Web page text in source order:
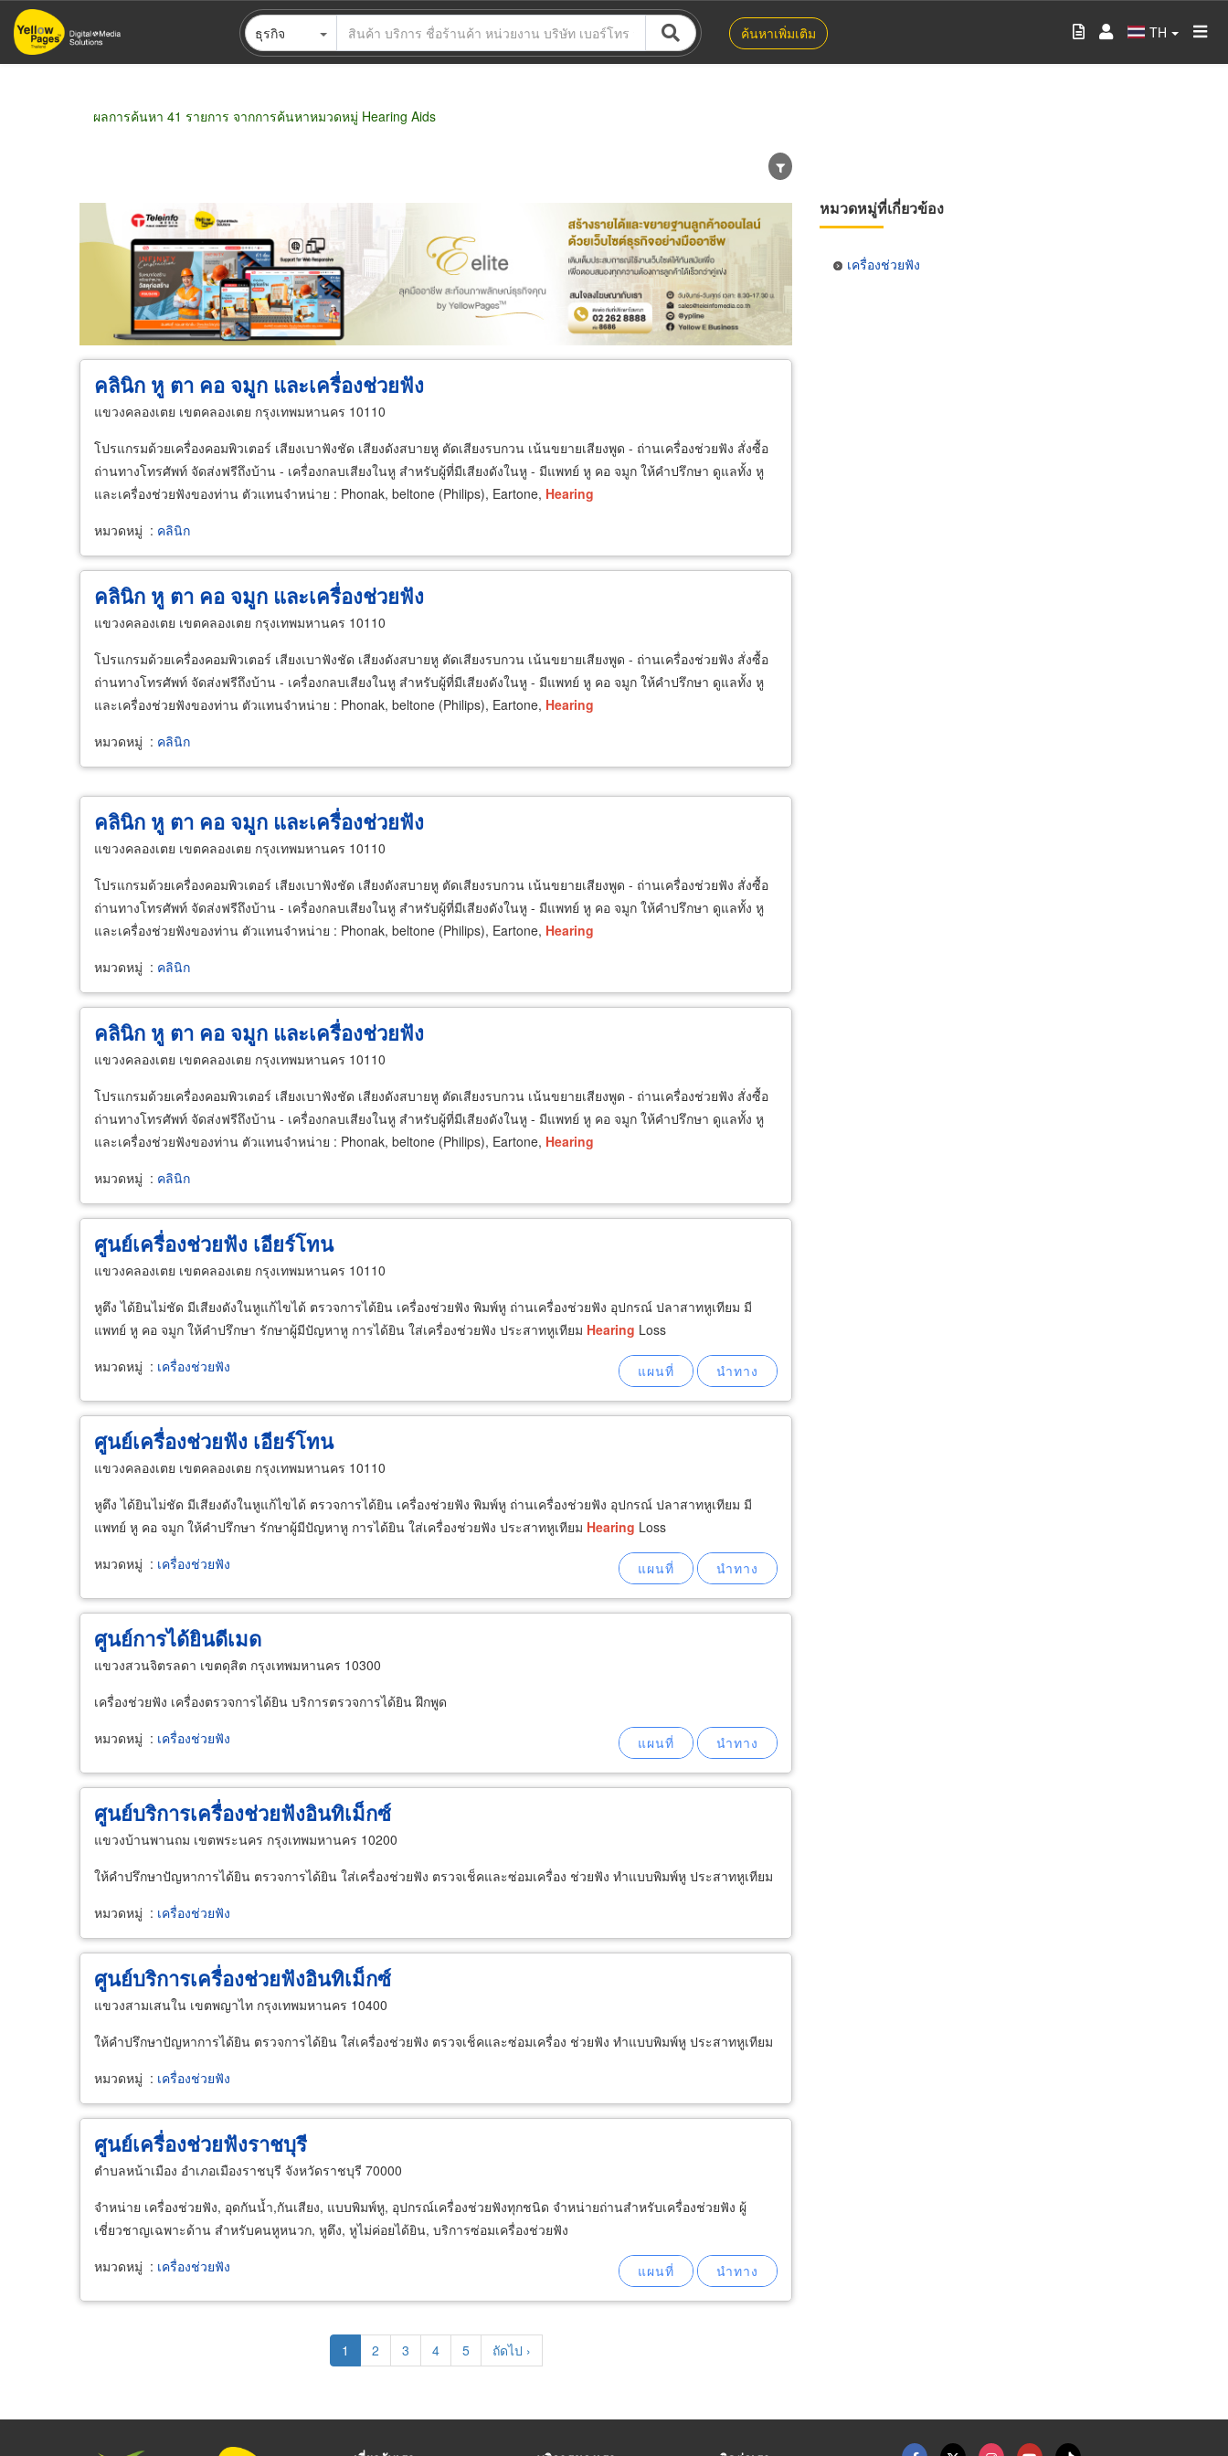
ข้าม
ไป
ธุรกิจ ค้นหาเพิ่มเติม TH
ผลการค้นหา 41 รายการ จากการค้นหาหมวดหมู่ Hearing Aids
ขายส่ง ขายปลีก ผู้ผลิต ตัวแทนจัดจำหน่าย ผู้ส่งออก/นำเข้า ธุรกิจบริการ
คลินิก หู ตา คอ จมูก และเครื่องช่วยฟัง
แขวงคลองเตย เขตคลองเตย กรุงเทพมหานคร 10110
โปรแกรมด้วยเครื่องคอมพิวเตอร์ เสียงเบาฟังชัด เสียงดังสบายหู ตัดเสียงรบกวน เน้นขยายเสียงพูด - ถ่านเครื่องช่วยฟัง สั่งซื้อ
ถ่านทางโทรศัพท์ จัดส่งฟรีถึงบ้าน - เครื่องกลบเสียงในหู สำหรับผู้ที่มีเสียงดังในหู - มีแพทย์ หู คอ จมูก ให้คำปรึกษา ดูแลทั้ง หู
และเครื่องช่วยฟังของท่าน ตัวแทนจำหน่าย : Phonak, beltone (Philips), Eartone, Hearing
หมวดหมู่ : คลินิก
คลินิก หู ตา คอ จมูก และเครื่องช่วยฟัง
แขวงคลองเตย เขตคลองเตย กรุงเทพมหานคร 10110
โปรแกรมด้วยเครื่องคอมพิวเตอร์ เสียงเบาฟังชัด เสียงดังสบายหู ตัดเสียงรบกวน เน้นขยายเสียงพูด - ถ่านเครื่องช่วยฟัง สั่งซื้อ
ถ่านทางโทรศัพท์ จัดส่งฟรีถึงบ้าน - เครื่องกลบเสียงในหู สำหรับผู้ที่มีเสียงดังในหู - มีแพทย์ หู คอ จมูก ให้คำปรึกษา ดูแลทั้ง หู
และเครื่องช่วยฟังของท่าน ตัวแทนจำหน่าย : Phonak, beltone (Philips), Eartone, Hearing
หมวดหมู่ : คลินิก
คลินิก หู ตา คอ จมูก และเครื่องช่วยฟัง
แขวงคลองเตย เขตคลองเตย กรุงเทพมหานคร 10110
โปรแกรมด้วยเครื่องคอมพิวเตอร์ เสียงเบาฟังชัด เสียงดังสบายหู ตัดเสียงรบกวน เน้นขยายเสียงพูด - ถ่านเครื่องช่วยฟัง สั่งซื้อ
ถ่านทางโทรศัพท์ จัดส่งฟรีถึงบ้าน - เครื่องกลบเสียงในหู สำหรับผู้ที่มีเสียงดังในหู - มีแพทย์ หู คอ จมูก ให้คำปรึกษา ดูแลทั้ง หู
และเครื่องช่วยฟังของท่าน ตัวแทนจำหน่าย : Phonak, beltone (Philips), Eartone, Hearing
หมวดหมู่ : คลินิก
คลินิก หู ตา คอ จมูก และเครื่องช่วยฟัง
แขวงคลองเตย เขตคลองเตย กรุงเทพมหานคร 10110
โปรแกรมด้วยเครื่องคอมพิวเตอร์ เสียงเบาฟังชัด เสียงดังสบายหู ตัดเสียงรบกวน เน้นขยายเสียงพูด - ถ่านเครื่องช่วยฟัง สั่งซื้อ
ถ่านทางโทรศัพท์ จัดส่งฟรีถึงบ้าน - เครื่องกลบเสียงในหู สำหรับผู้ที่มีเสียงดังในหู - มีแพทย์ หู คอ จมูก ให้คำปรึกษา ดูแลทั้ง หู
และเครื่องช่วยฟังของท่าน ตัวแทนจำหน่าย : Phonak, beltone (Philips), Eartone, Hearing
หมวดหมู่ : คลินิก
ศูนย์เครื่องช่วยฟัง เอียร์โทน
แขวงคลองเตย เขตคลองเตย กรุงเทพมหานคร 10110
หูตึง ได้ยินไม่ชัด มีเสียงดังในหูแก้ไขได้ ตรวจการได้ยิน เครื่องช่วยฟัง พิมพ์หู ถ่านเครื่องช่วยฟัง อุปกรณ์ ปลาสาทหูเทียม มี
แพทย์ หู คอ จมูก ให้คำปรึกษา รักษาผู้มีปัญหาหู การได้ยิน ใส่เครื่องช่วยฟัง ประสาทหูเทียม Hearing Loss
หมวดหมู่ : เครื่องช่วยฟัง
ศูนย์เครื่องช่วยฟัง เอียร์โทน
แขวงคลองเตย เขตคลองเตย กรุงเทพมหานคร 10110
หูตึง ได้ยินไม่ชัด มีเสียงดังในหูแก้ไขได้ ตรวจการได้ยิน เครื่องช่วยฟัง พิมพ์หู ถ่านเครื่องช่วยฟัง อุปกรณ์ ปลาสาทหูเทียม มี
แพทย์ หู คอ จมูก ให้คำปรึกษา รักษาผู้มีปัญหาหู การได้ยิน ใส่เครื่องช่วยฟัง ประสาทหูเทียม Hearing Loss
หมวดหมู่ : เครื่องช่วยฟัง
ศูนย์การได้ยินดีเมด
แขวงสวนจิตรลดา เขตดุสิต กรุงเทพมหานคร 10300
เครื่องช่วยฟัง เครื่องตรวจการได้ยิน บริการตรวจการได้ยิน ฝึกพูด
หมวดหมู่ : เครื่องช่วยฟัง
ศูนย์บริการเครื่องช่วยฟังอินทิเม็กซ์
แขวงบ้านพานถม เขตพระนคร กรุงเทพมหานคร 10200
ให้คำปรึกษาปัญหาการได้ยิน ตรวจการได้ยิน ใส่เครื่องช่วยฟัง ตรวจเช็คและซ่อมเครื่อง ช่วยฟัง ทำแบบพิมพ์หู ประสาทหูเทียม
หมวดหมู่ : เครื่องช่วยฟัง
ศูนย์บริการเครื่องช่วยฟังอินทิเม็กซ์
แขวงสามเสนใน เขตพญาไท กรุงเทพมหานคร 10400
ให้คำปรึกษาปัญหาการได้ยิน ตรวจการได้ยิน ใส่เครื่องช่วยฟัง ตรวจเช็คและซ่อมเครื่อง ช่วยฟัง ทำแบบพิมพ์หู ประสาทหูเทียม
หมวดหมู่ : เครื่องช่วยฟัง
ศูนย์เครื่องช่วยฟังราชบุรี
ตำบลหน้าเมือง อำเภอเมืองราชบุรี จังหวัดราชบุรี 70000
จำหน่าย เครื่องช่วยฟัง, อุดกันน้ำ,กันเสียง, แบบพิมพ์หู, อุปกรณ์เครื่องช่วยฟังทุกชนิด จำหน่ายถ่านสำหรับเครื่องช่วยฟัง ผู้
เชี่ยวชาญเฉพาะด้าน สำหรับคนหูหนวก, หูตึง, หูไม่ค่อยได้ยิน, บริการซ่อมเครื่องช่วยฟัง
หมวดหมู่ : เครื่องช่วยฟัง
Current
page
1 Page
2 Page
3 Page
4 Page
5
Next
page
ถัดไป ›
หมวดหมู่ที่เกี่ยวข้อง
เครื่องช่วยฟัง